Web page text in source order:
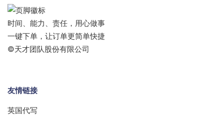
时间、能力、责任，用心做事
一键下单，让订单更简单快捷
©天才团队股份有限公司
友情链接
英国代写